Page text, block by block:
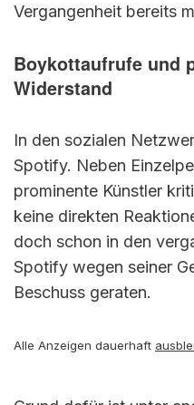
Vergangenheit bereits
Boykottaufrufe und
Widerstand
In den sozialen
Spotify. Neben
prominente Künstler
keine direkten
doch schon in den
Spotify wegen seiner
Beschuss geraten.
Alle Anzeigen dauerhaft